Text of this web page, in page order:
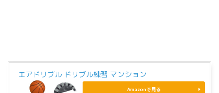
エアドリブル ドリブル練習 マンション
Amazonで見る